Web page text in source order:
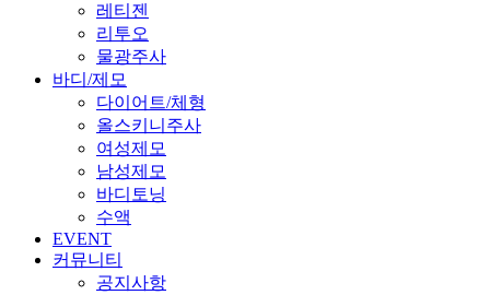
레티젠
리투오
물광주사
바디/제모
다이어트/체형
올스키니주사
여성제모
남성제모
바디토닝
수액
EVENT
커뮤니티
공지사항